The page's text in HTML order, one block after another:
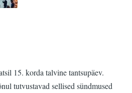
15. korda talvine tantsupäev.
tutvustavad sellised sündmused